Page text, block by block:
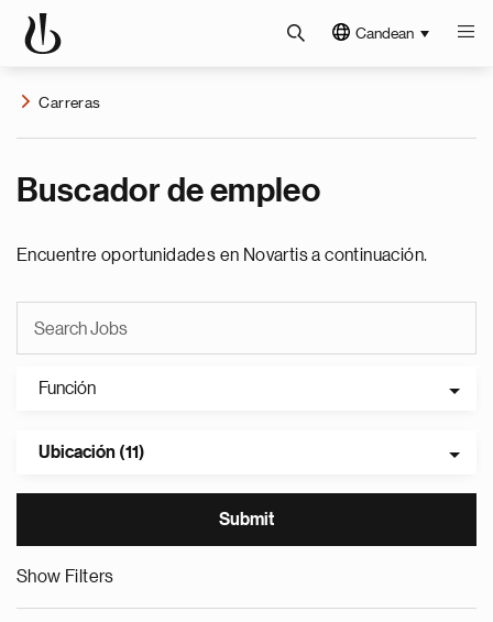
Candean
Carreras
Buscador de empleo
Encuentre oportunidades en Novartis a continuación.
Función
Ubicación (11)
Show Filters